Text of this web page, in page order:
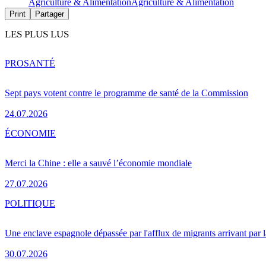
Agriculture & AlimentationAgriculture & Alimentation
Print Partager
LES PLUS LUS
Sept pays votent contre le programme de santé de la Commission
24.07.2026
PROSANTÉ
Merci la Chine : elle a sauvé l’économie mondiale
27.07.2026
ÉCONOMIE
Une enclave espagnole dépassée par l'afflux de migrants arrivant par
30.07.2026
POLITIQUE